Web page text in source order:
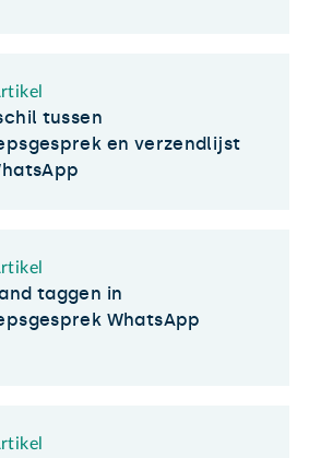
tussen
en verzendlijst
taggen in
WhatsApp